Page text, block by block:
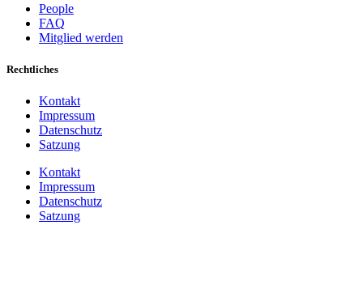
People
FAQ
Mitglied werden
Rechtliches
Kontakt
Impressum
Datenschutz
Satzung
Kontakt
Impressum
Datenschutz
Satzung